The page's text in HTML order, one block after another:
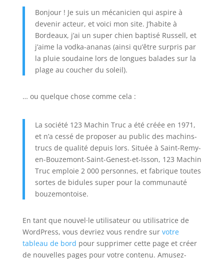
Bonjour ! Je suis un mécanicien qui aspire à
devenir acteur, et voici mon site. J’habite à
Bordeaux, j’ai un super chien baptisé Russell, et
j’aime la vodka-ananas (ainsi qu’être surpris par
la pluie soudaine lors de longues balades sur la
plage au coucher du soleil).
… ou quelque chose comme cela :
La société 123 Machin Truc a été créée en 1971,
et n’a cessé de proposer au public des machins-
trucs de qualité depuis lors. Située à Saint-Remy-
en-Bouzemont-Saint-Genest-et-Isson, 123 Machin
Truc emploie 2 000 personnes, et fabrique toutes
sortes de bidules super pour la communauté
bouzemontoise.
En tant que nouvel·le utilisateur ou utilisatrice de
WordPress, vous devriez vous rendre sur votre
tableau de bord pour supprimer cette page et créer
de nouvelles pages pour votre contenu. Amusez-